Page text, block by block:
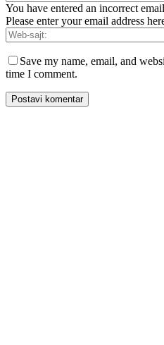
You have entered an incorrect
Please enter your email address
Save my name, email, and
time I comment.